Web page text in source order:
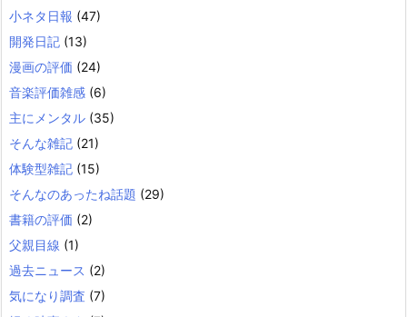
小ネタ日報 (47)
開発日記 (13)
漫画の評価 (24)
音楽評価雑感 (6)
主にメンタル (35)
そんな雑記 (21)
体験型雑記 (15)
そんなのあったね話題 (29)
書籍の評価 (2)
父親目線 (1)
過去ニュース (2)
気になり調査 (7)